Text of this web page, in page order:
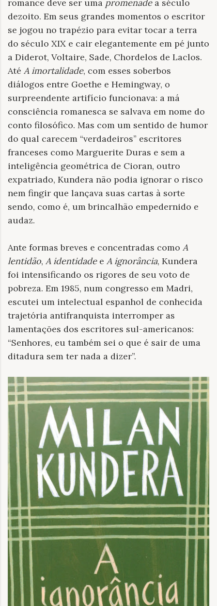
romance deve ser uma promenade a século
dezoito. Em seus grandes momentos o escritor
se jogou no trapézio para evitar tocar a terra
do século XIX e cair elegantemente em pé junto
a Diderot, Voltaire, Sade, Chordelos de Laclos.
Até A imortalidade, com esses soberbos
diálogos entre Goethe e Hemingway, o
surpreendente artifício funcionava: a má
consciência romanesca se salvava em nome do
conto filosófico. Mas com um sentido de humor
do qual carecem “verdadeiros” escritores
franceses como Marguerite Duras e sem a
inteligência geométrica de Cioran, outro
expatriado, Kundera não podia ignorar o risco
nem fingir que lançava suas cartas à sorte
sendo, como é, um brincalhão empedernido e
audaz.
Ante formas breves e concentradas como A
lentidão, A identidadee A ignorância, Kundera
foi intensificando os rigores de seu voto de
pobreza. Em 1985, num congresso em Madri,
escutei um intelectual espanhol de conhecida
trajetória antifranquista interromper as
lamentações dos escritores sul-americanos:
“Senhores, eu também sei o que é sair de uma
ditadura sem ter nada a dizer”.